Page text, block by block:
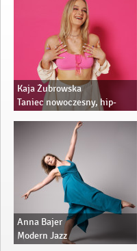
Kaja Żubrowska
Taniec nowoczesny, hip-
muzyką, high heels
Anna Bajer
Modern Jazz